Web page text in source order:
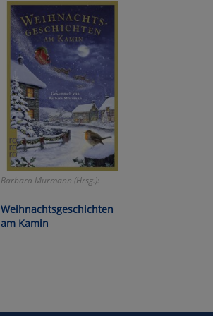
Barbara Mürmann (Hrsg.):
Weihnachtsgeschichten
am Kamin